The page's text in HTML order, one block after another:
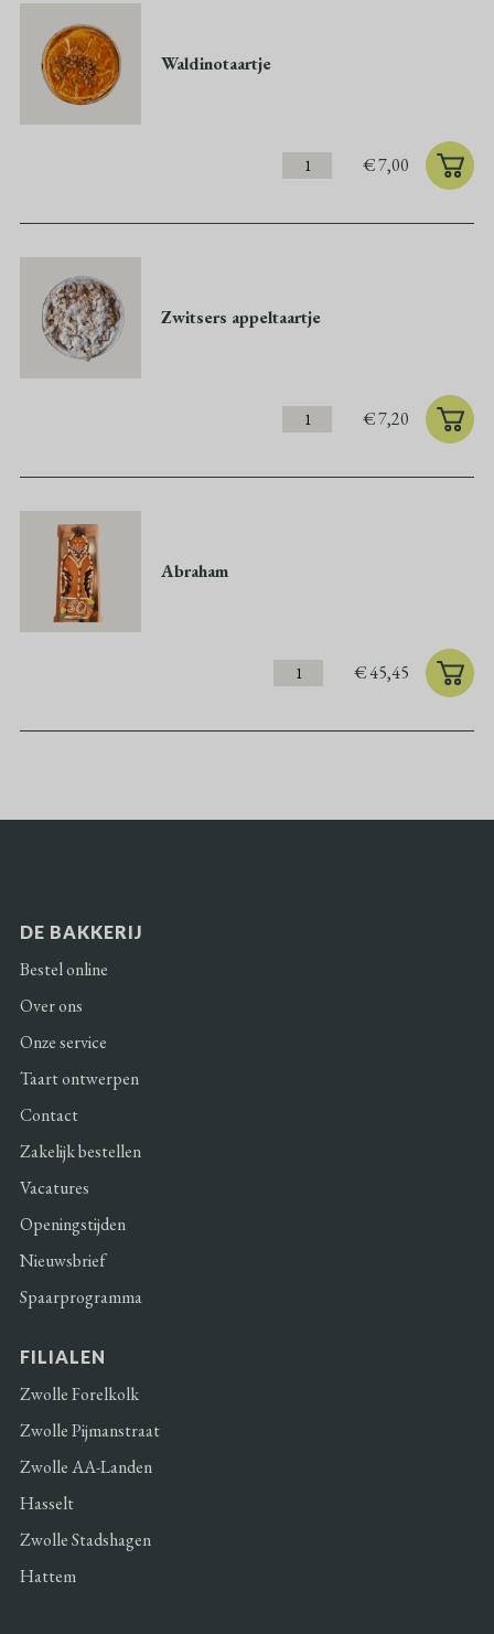
Waldinotaartje
€7,00
Zwitsers appeltaartje
€7,20
Abraham
€45,45
DE BAKKERIJ
Bestel online
Over ons
Onze service
Taart ontwerpen
Contact
Zakelijk bestellen
Vacatures
Openingstijden
Nieuwsbrief
Spaarprogramma
FILIALEN
Zwolle Forelkolk
Zwolle Pijmanstraat
Zwolle AA-Landen
Hasselt
Zwolle Stadshagen
Hattem